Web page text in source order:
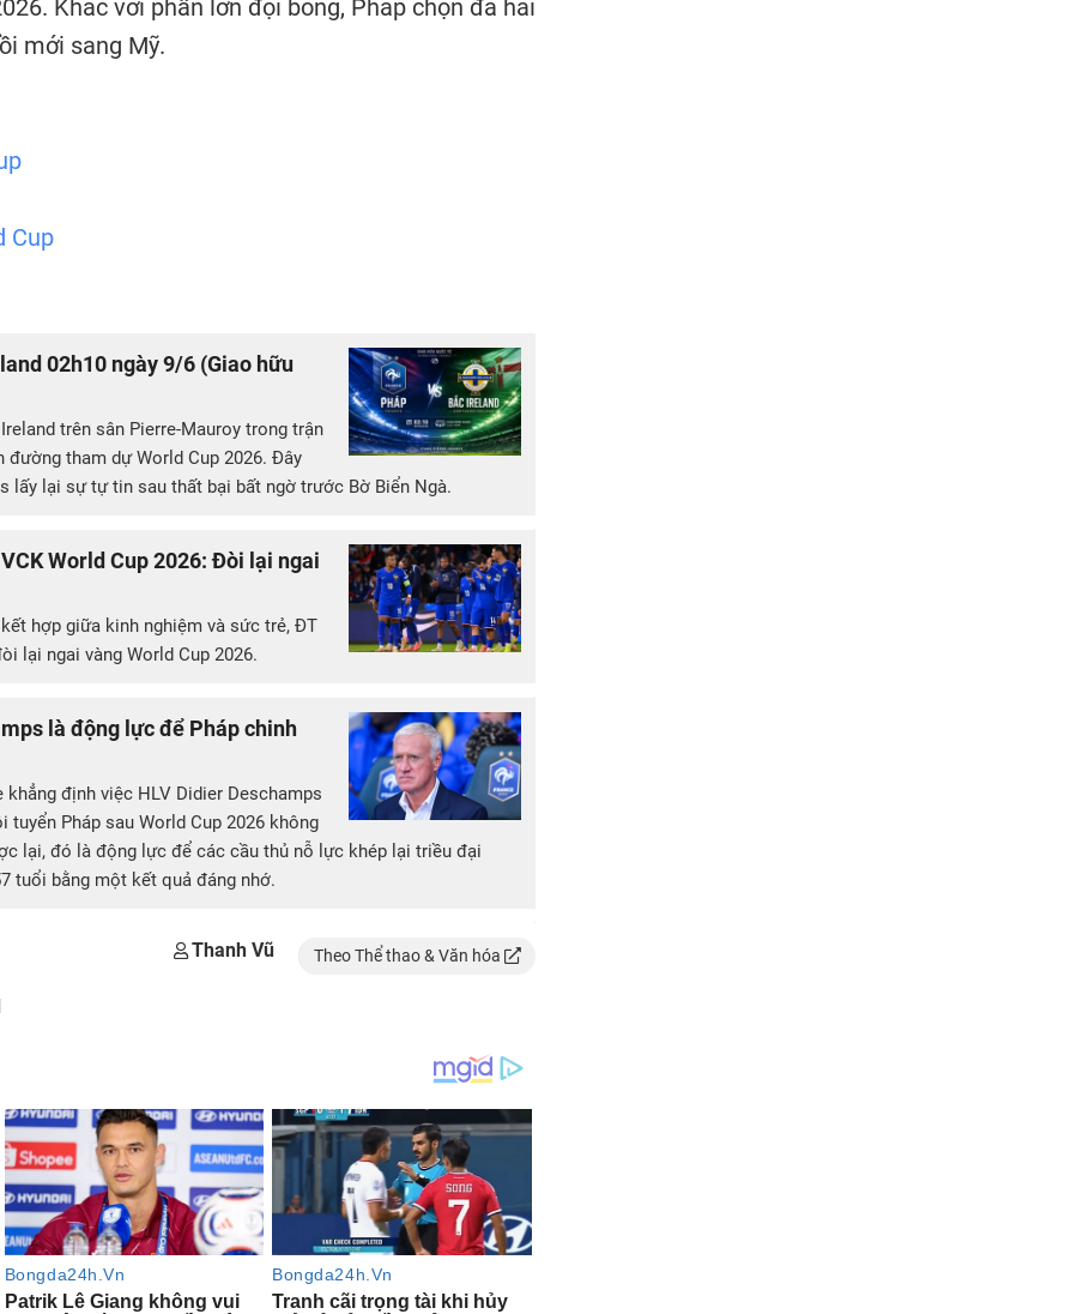
Khác với phần lớn đội bóng, Pháp chọn đá hai
mới sang Mỹ.
Cup
02h10 ngày 9/6 (Giao hữu
trên sân Pierre-Mauroy trong trận
tham dự World Cup 2026. Đây
lấy lại sự tự tin sau thất bại bất ngờ trước Bờ Biển Ngà.
World Cup 2026: Đòi lại ngai
hợp giữa kinh nghiệm và sức trẻ, ĐT
lại ngai vàng World Cup 2026.
là động lực để Pháp chinh
khẳng định việc HLV Didier Deschamps
Pháp sau World Cup 2026 không
lại, đó là động lực để các cầu thủ nỗ lực khép lại triều đại
tuổi bằng một kết quả đáng nhớ.
Thanh Vũ Theo Thể thao & Văn hóa
|